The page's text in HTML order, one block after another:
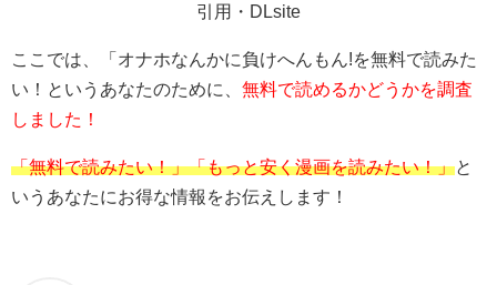
引用・DLsite
ここでは、「オナホなんかに負けへんもん!を無料で読みた
い！というあなたのために、 無料で読めるかどうかを調査
しました！
「無料で読みたい！」「もっと安く漫画を読みたい！」と
いうあなたにお得な情報をお伝えします！